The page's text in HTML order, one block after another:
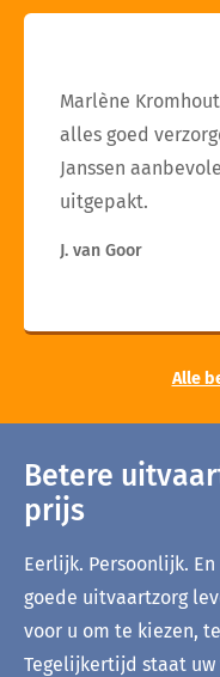
Marlène
alles goed
Janssen
uitgepakt.
J. van Goor
Alle
Betere
prijs
Eerlijk. Persoonlijk.
goede uitvaartzorg
voor u om te kiezen,
Tegelijkertijd staat